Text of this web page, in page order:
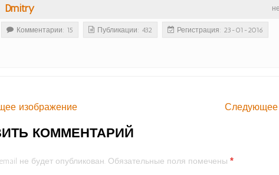
Dmitry
Комментарии: 15 Публикации: 432 Регистрация: 23-01-2016
изображение Следующее
КОММЕНТАРИЙ
не будет опубликован. Обязательные поля помечены*